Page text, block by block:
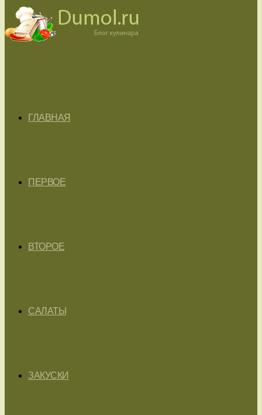
ГЛАВНАЯ
ПЕРВОЕ
ВТОРОЕ
САЛАТЫ
ЗАКУСКИ